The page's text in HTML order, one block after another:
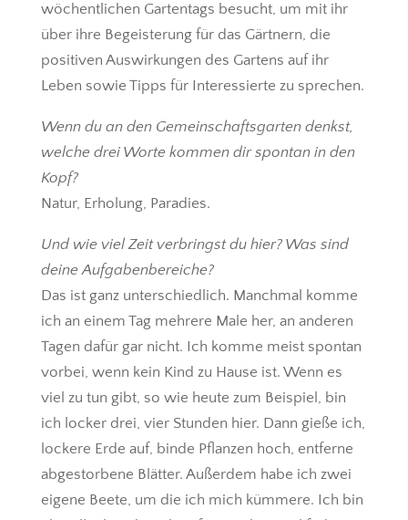
wöchentlichen Gartentags besucht, um mit ihr
über ihre Begeisterung für das Gärtnern, die
positiven Auswirkungen des Gartens auf ihr
Leben sowie Tipps für Interessierte zu sprechen.
Wenn du an den Gemeinschaftsgarten denkst,
welche drei Worte kommen dir spontan in den
Kopf?
Natur, Erholung, Paradies.
Und wie viel Zeit verbringst du hier? Was sind
deine Aufgabenbereiche?
Das ist ganz unterschiedlich. Manchmal komme
ich an einem Tag mehrere Male her, an anderen
Tagen dafür gar nicht. Ich komme meist spontan
vorbei, wenn kein Kind zu Hause ist. Wenn es
viel zu tun gibt, so wie heute zum Beispiel, bin
ich locker drei, vier Stunden hier. Dann gieße ich,
lockere Erde auf, binde Pflanzen hoch, entferne
abgestorbene Blätter. Außerdem habe ich zwei
eigene Beete, um die ich mich kümmere. Ich bin